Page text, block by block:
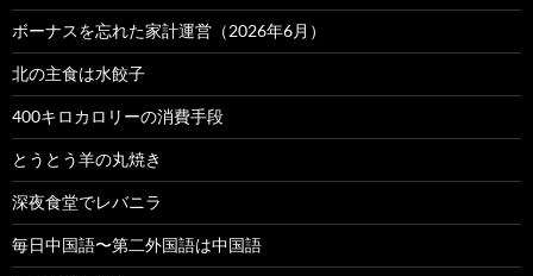
ボーナスを忘れた家計運営（2026年6月）
北の主食は水餃子
400キロカロリーの消費手段
とうとう羊の丸焼き
深夜食堂でレバニラ
毎日中国語〜第二外国語は中国語